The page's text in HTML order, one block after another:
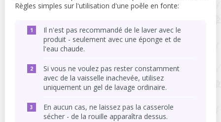
Règles simples sur l'utilisation d'une poêle en fonte:
Il n'est pas recommandé de le laver avec le
produit - seulement avec une éponge et de
l'eau chaude.
Si vous ne voulez pas rester constamment
avec de la vaisselle inachevée, utilisez
uniquement un gel de lavage ordinaire.
En aucun cas, ne laissez pas la casserole
sécher - de la rouille apparaîtra dessus.